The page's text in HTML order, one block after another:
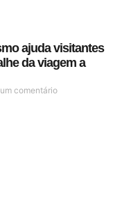
ajuda visitantes
da viagem a
comentário